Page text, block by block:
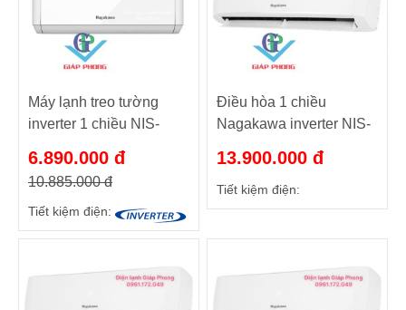
Máy lạnh treo tường
inverter 1 chiều NIS-
6.890.000 đ
10.885.000 đ
Tiết kiệm điện:
Điều hòa 1 chiều
Nagakawa inverter NIS-
13.900.000 đ
Tiết kiệm điện: